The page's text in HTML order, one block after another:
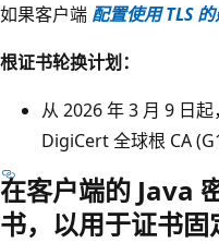
如果客户端 配置使用 TLS
根证书轮换计划：
从 2026 年 3 月 9 日
DigiCert 全球根 CA
在客户端的 Java
书，以用于证书固